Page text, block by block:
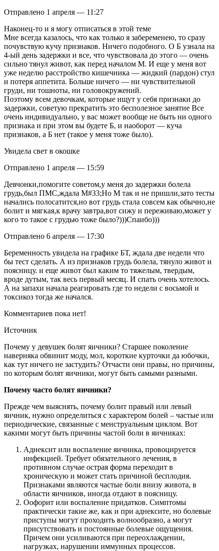
Отправлено 1 апреля — 11:27
Наконец-то и я могу отписаться в этой теме
Мне всегда казалось, что как только я забеременею, то сразу
почувствую кучу признаков. Ничего подобного. О Б узнала на
4-ый день задержки и все, что чувствовала до этого — очень
сильно тянул живот, как перед началом М. И еще у меня вот
уже неделю расстройство кишечника — жидкий (пардон) стул
и потеря аппетита. Больше ничего — ни чувствительной
груди, ни тошноты, ни головокружений.
Поэтому всем девочкам, которые ищут у себя признаки до
задержки, советую прекратить это бесполезное занятие Все
очень индивидуально, у вас может вообще не быть ни одного
признака и при этом вы будете Б, и наоборот — куча
признаков, а Б нет (такое у меня тоже было).
Увидела свет в окошке
Отправлено 1 апреля — 15:59
Девчонки,помогите советом,у меня до задержки болела
грудь,был ПМС,ждала М#33;Но М так и не пришли,зато тесты
начались полосатится,но вот грудь стала совсем как обычно,не
болит и мягкая,к врачу завтра,вот сижу и переживаю,может у
кого то такое с грудью тоже было?)))Спаибо)))
Отправлено 6 апреля — 17:30
Беременность увидела на графике БТ, ждала две недели что
бы тест сделать. А из признаков грудь болела, тянуло живот и
поясницу. и еще живот был каким то тяжелым, твердым,
вроде дутым, так весь первый месяц. И спать очень хотелось.
А на запахи начала реагировать где то недели с восьмой и
токсикоз тогда же начался.
Комментариев пока нет!
Источник
Почему у девушек болят яичники? Старшее поколение
наверняка обвинит моду, мол, короткие курточки да юбочки,
как тут ничего не застудить? Отчасти они правы, но причины,
по которым болят яичники, могут быть самыми разными.
Почему часто болят яичники?
Прежде чем выяснять, почему болит правый или левый
яичник, нужно определиться с характером болей – частые или
периодические, связанные с менструальным циклом. Вот
какими могут быть причины частой боли в яичниках:
Аднексит или воспаление яичника, провоцируется
инфекцией. Требует обязательного лечения, в
противном случае острая форма переходит в
хроническую и может стать причиной бесплодия.
Признаками являются частые боли внизу живота, в
области яичников, иногда отдают в поясницу.
Оофорит или воспаление придатков. Симптомы
практически такие же, как и при аднексите, но болевые
приступы могут проходить волнообразно, а могут
присутствовать и постоянные болевые ощущения.
Причем они усиливаются при переохлаждении,
нагрузках, нарушении иммунных процессов.